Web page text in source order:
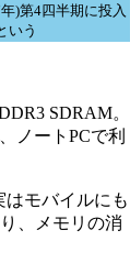
)第4四半期に投入
いう
SDRAM。
ノートPCで利
モバイルにも
、メモリの消